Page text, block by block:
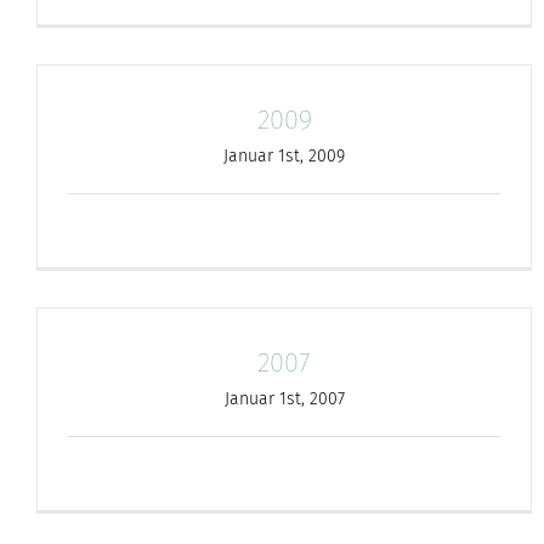
2009
Januar 1st, 2009
2007
Januar 1st, 2007